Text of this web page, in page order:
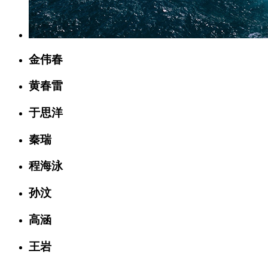
金伟春
黄春雷
于思洋
秦瑞
程海泳
孙汶
高涵
王岩